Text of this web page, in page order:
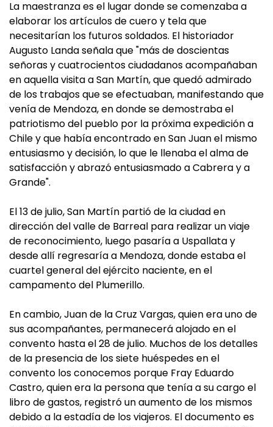
La maestranza es el lugar donde se comenzaba a
elaborar los artículos de cuero y tela que
necesitarían los futuros soldados. El historiador
Augusto Landa señala que "más de doscientas
señoras y cuatrocientos ciudadanos acompañaban
en aquella visita a San Martín, que quedó admirado
de los trabajos que se efectuaban, manifestando que
venía de Mendoza, en donde se demostraba el
patriotismo del pueblo por la próxima expedición a
Chile y que había encontrado en San Juan el mismo
entusiasmo y decisión, lo que le llenaba el alma de
satisfacción y abrazó entusiasmado a Cabrera y a
Grande".
El 13 de julio, San Martín partió de la ciudad en
dirección del valle de Barreal para realizar un viaje
de reconocimiento, luego pasaría a Uspallata y
desde allí regresaría a Mendoza, donde estaba el
cuartel general del ejército naciente, en el
campamento del Plumerillo.
En cambio, Juan de la Cruz Vargas, quien era uno de
sus acompañantes, permanecerá alojado en el
convento hasta el 28 de julio. Muchos de los detalles
de la presencia de los siete huéspedes en el
convento los conocemos porque Fray Eduardo
Castro, quien era la persona que tenía a su cargo el
libro de gastos, registró un aumento de los mismos
debido a la estadía de los viajeros. El documento es